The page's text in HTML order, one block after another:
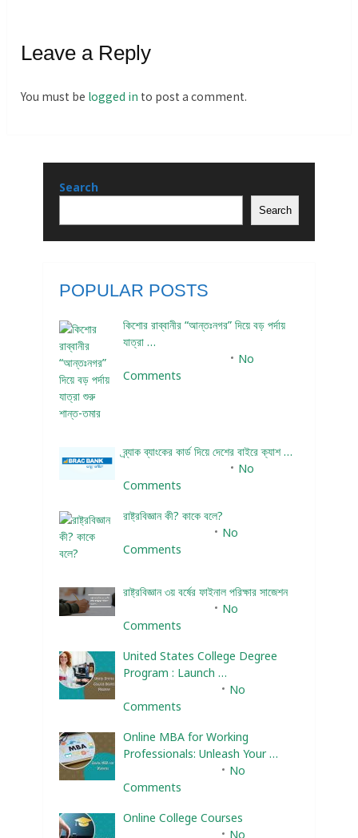
Leave a Reply
You must be logged in to post a comment.
Search
Search
POPULAR POSTS
কিশোর রাব্বানীর “আন্তঃনগর” দিয়ে বড় পর্দায়
যাত্রা …
No
Comments
ব্র্যাক ব্যাংকের কার্ড দিয়ে দেশের বাইরে ক্যাশ …
No
Comments
রাষ্ট্রবিজ্ঞান কী? কাকে বলে?
No
Comments
রাষ্ট্রবিজ্ঞান ৩য় বর্ষের ফাইনাল পরিক্ষার সাজেশন
No
Comments
United States College Degree
Program : Launch …
No
Comments
Online MBA for Working
Professionals: Unleash Your …
No
Comments
Online College Courses
No